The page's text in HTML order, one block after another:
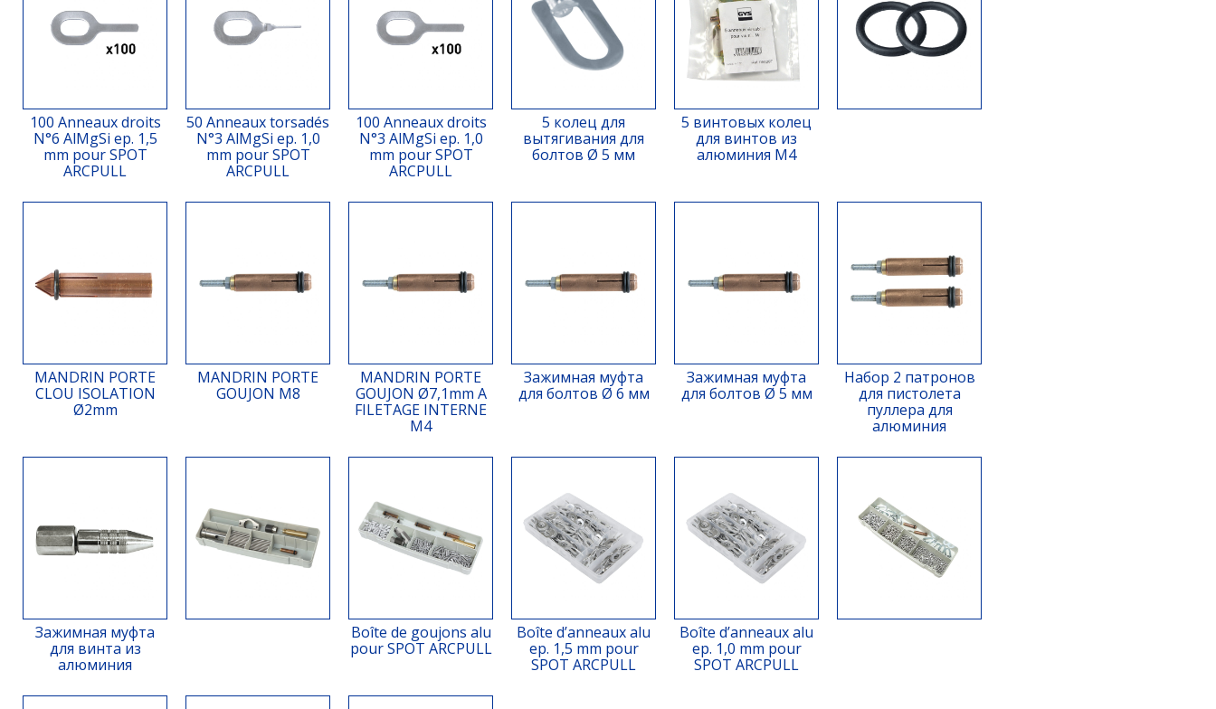
100 Anneaux droits
N°6 AlMgSi ep. 1,5
mm pour SPOT
ARCPULL
50 Anneaux torsadés
N°3 AlMgSi ep. 1,0
mm pour SPOT
ARCPULL
100 Anneaux droits
N°3 AlMgSi ep. 1,0
mm pour SPOT
ARCPULL
5 колец для
вытягивания для
болтов Ø 5 мм
5 винтовых колец
для винтов из
алюминия М4
MANDRIN PORTE
CLOU ISOLATION
Ø2mm
MANDRIN PORTE
GOUJON M8
MANDRIN PORTE
GOUJON Ø7,1mm A
FILETAGE INTERNE
M4
Зажимная муфта
для болтов Ø 6 мм
Зажимная муфта
для болтов Ø 5 мм
Набор 2 патронов
для пистолета
пуллера для
алюминия
Зажимная муфта
для винта из
алюминия
Boîte de goujons alu
pour SPOT ARCPULL
Boîte d’anneaux alu
ep. 1,5 mm pour
SPOT ARCPULL
Boîte d’anneaux alu
ep. 1,0 mm pour
SPOT ARCPULL